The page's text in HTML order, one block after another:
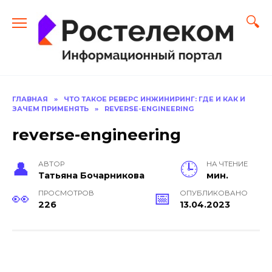
содержанию
ГЛАВНАЯ »
ЧТО ТАКОЕ РЕВЕРС ИНЖИНИРИНГ: ГДЕ И КАК И
ЗАЧЕМ ПРИМЕНЯТЬ
» REVERSE-ENGINEERING
reverse-engineering
АВТОР
Тать­яна Бо­чар­ни­кова
НА ЧТЕНИЕ
мин.
ПРОСМОТРОВ
226
ОПУБЛИКОВАНО
13.04.2023